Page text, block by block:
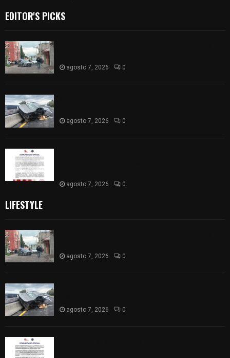
EDITOR'S PICKS
agosto 7, 2026 0
agosto 7, 2026 0
agosto 7, 2026 0
LIFESTYLE
agosto 7, 2026 0
agosto 7, 2026 0